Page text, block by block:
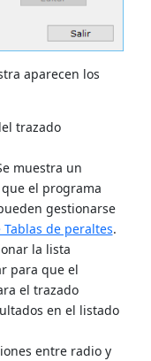
aparecen los
trazado
muestra un
el programa
gestionarse
Tablas de peraltes.
la lista
para que el
el trazado
en el listado
entre radio y